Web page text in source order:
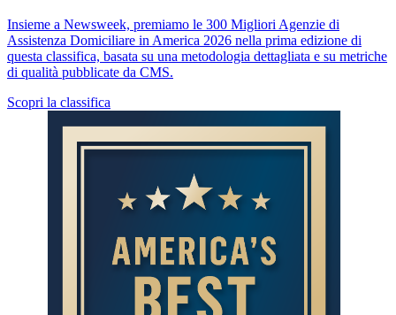
Insieme a Newsweek, premiamo le 300 Migliori Agenzie di
Assistenza Domiciliare in America 2026 nella prima edizione di
questa classifica, basata su una metodologia dettagliata e su metriche
di qualità pubblicate da CMS.
Scopri la classifica